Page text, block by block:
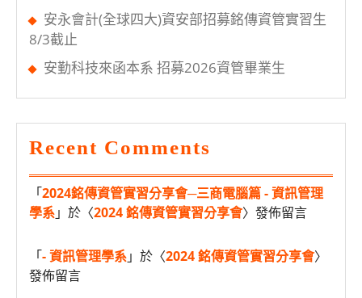
安永會計(全球四大)資安部招募銘傳資管實習生
8/3截止
安勤科技來函本系 招募2026資管畢業生
Recent Comments
「2024銘傳資管實習分享會─三商電腦篇 - 資訊管理
學系」於〈2024 銘傳資管實習分享會〉發佈留言
「- 資訊管理學系」於〈2024 銘傳資管實習分享會〉
發佈留言